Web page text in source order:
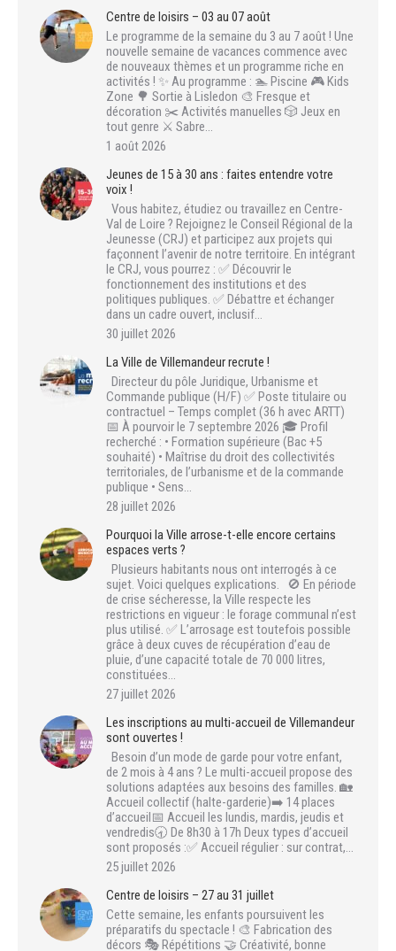
Centre de loisirs – 03 au 07 août
Le programme de la semaine du 3 au 7 août ! Une
nouvelle semaine de vacances commence avec
de nouveaux thèmes et un programme riche en
activités ! ✨ Au programme : 🏊 Piscine 🎮 Kids
Zone 🌳 Sortie à Lisledon 🎨 Fresque et
décoration ✂️ Activités manuelles 🎲 Jeux en
tout genre ⚔️ Sabre…
1 août 2026
Jeunes de 15 à 30 ans : faites entendre votre
voix !
Vous habitez, étudiez ou travaillez en Centre-
Val de Loire ? Rejoignez le Conseil Régional de la
Jeunesse (CRJ) et participez aux projets qui
façonnent l’avenir de notre territoire. En intégrant
le CRJ, vous pourrez : ✅ Découvrir le
fonctionnement des institutions et des
politiques publiques. ✅ Débattre et échanger
dans un cadre ouvert, inclusif…
30 juillet 2026
La Ville de Villemandeur recrute !
Directeur du pôle Juridique, Urbanisme et
Commande publique (H/F) ✅ Poste titulaire ou
contractuel – Temps complet (36 h avec ARTT)
📅 À pourvoir le 7 septembre 2026 🎓 Profil
recherché : • Formation supérieure (Bac +5
souhaité) • Maîtrise du droit des collectivités
territoriales, de l’urbanisme et de la commande
publique • Sens…
28 juillet 2026
Pourquoi la Ville arrose-t-elle encore certains
espaces verts ?
Plusieurs habitants nous ont interrogés à ce
sujet. Voici quelques explications. 🚫 En période
de crise sécheresse, la Ville respecte les
restrictions en vigueur : le forage communal n’est
plus utilisé. ✅ L’arrosage est toutefois possible
grâce à deux cuves de récupération d’eau de
pluie, d’une capacité totale de 70 000 litres,
constituées…
27 juillet 2026
Les inscriptions au multi-accueil de Villemandeur
sont ouvertes !
Besoin d’un mode de garde pour votre enfant,
de 2 mois à 4 ans ? Le multi-accueil propose des
solutions adaptées aux besoins des familles. 🏡
Accueil collectif (halte-garderie)➡️ 14 places
d’accueil📅 Accueil les lundis, mardis, jeudis et
vendredis🕣 De 8h30 à 17h Deux types d’accueil
sont proposés :✅ Accueil régulier : sur contrat,…
25 juillet 2026
Centre de loisirs – 27 au 31 juillet
Cette semaine, les enfants poursuivent les
préparatifs du spectacle ! 🎨 Fabrication des
décors 🎭 Répétitions 🤝 Créativité, bonne